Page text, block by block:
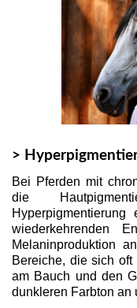
>
Bei Pferden mit
die
wiederkehrenden
Melaninproduktion
Bereiche, die sich
am Bauch und den
dunkleren Farbton an